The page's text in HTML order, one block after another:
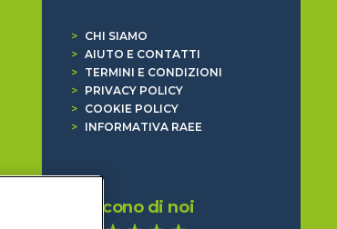
>
CHI SIAMO
> AIUTO E CONTATTI
>
TERMINI E CONDIZIONI
>
PRIVACY POLICY
>
COOKIE POLICY
>
INFORMATIVA RAEE
Dicono di noi